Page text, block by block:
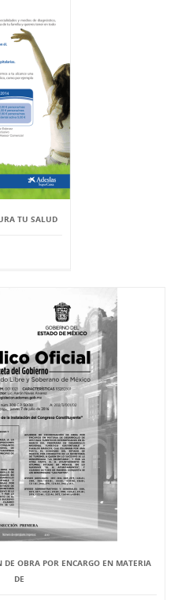
TU SALUD
DE OBRA POR ENCARGO EN MATERIA
DE